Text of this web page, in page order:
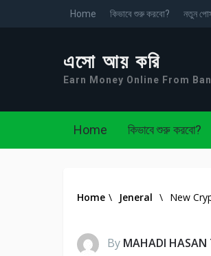
Home কিভাবে শুরু করবো? নতুন
এসো আয় করি
Earn Money Online From
Home কিভাবে শুরু করবো?
Home \ Jeneral \ New
By MAHADI HASAN